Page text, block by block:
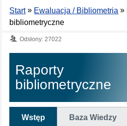
Start» Ewaluacja / Bibliometria »
bibliometryczne
Odsłony: 27022
Raporty
bibliometryczne
Wstęp Baza Wiedzy